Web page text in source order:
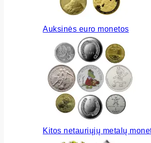
Auksinės euro monetos
Kitos netauriųjų metalų